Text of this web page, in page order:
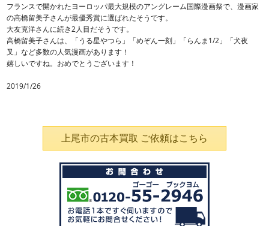
フランスで開かれたヨーロッパ最大規模のアングレーム国際漫画祭で、漫画家
の高橋留美子さんが最優秀賞に選ばれたそうです。
大友克洋さんに続き2人目だそうです。
高橋留美子さんは、「うる星やつら」「めぞん一刻」「らんま1/2」「犬夜
叉」など多数の人気漫画があります！
嬉しいですね。おめでとうございます！
2019/1/26
上尾市の古本買取 ご依頼はこちら